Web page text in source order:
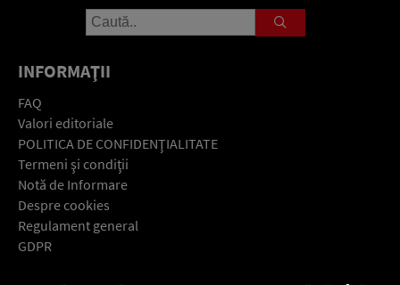
INFORMAŢII
FAQ
Valori editoriale
POLITICA DE CONFIDENŢIALITATE
Termeni şi condiţii
Notă de Informare
Despre cookies
Regulament general
GDPR